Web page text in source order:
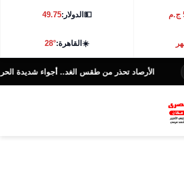
💵الدولار:49.75
☀️القاهرة:28°
تحذر من طقس الغد.. أجواء شديدة الحرارة و38 درجة بالقاهرة